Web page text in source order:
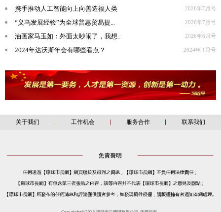
携手推动人工智能向上向善造福人类 2026年7月号
“义乌发展经验”为全球普惠贸易提... 2026年7月号
油画家马玉如：外面太吵闹了，我想... 2026年6月号
2024年达沃斯年会有哪些看点？ 2024年 1月号
关于我们 工作机会 服务合作 联系我们